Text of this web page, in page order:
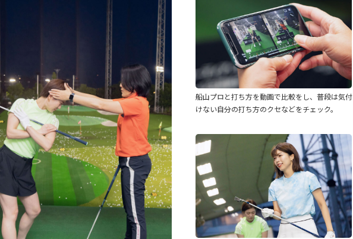
船山プロと打ち方を動画で比較をし、普段は気付
けない自分の打ち方のクセなどをチェック。